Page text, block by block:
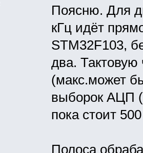
Поясню. Для
кГц идёт
STM32F103,
два.
(макс.может
выборок АЦП
пока стоит
Полоса